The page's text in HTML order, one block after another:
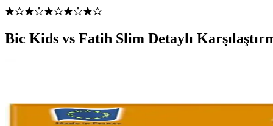
Bic Kids vs Fatih Slim Detaylı